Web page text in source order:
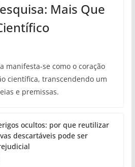
Mais Que
manifesta-se como o coração
científica, transcendendo um
e premissas.
ocultos: por que reutilizar
descartáveis pode ser